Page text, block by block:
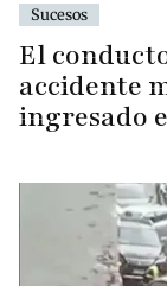
Sucesos
El
accidente
ingresado